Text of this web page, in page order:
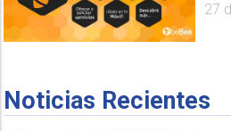
27
Noticias Recientes